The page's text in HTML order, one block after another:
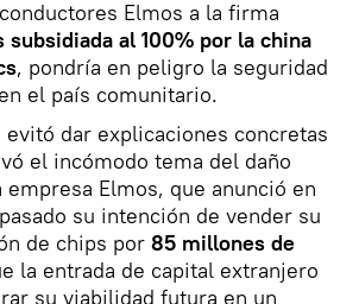
Elmos a la firma
subsidiada al 100% por la china
, pondría en peligro la seguridad
el país comunitario.
dar explicaciones concretas
el incómodo tema del daño
Elmos, que anunció en
su intención de vender su
de chips por 85 millones de
la entrada de capital extranjero
su viabilidad futura en un